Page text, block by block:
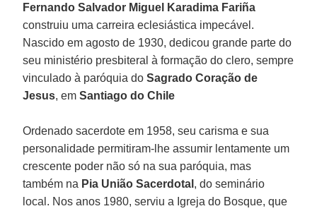
Fernando Salvador Miguel Karadima Fariña
construiu uma carreira eclesiástica impecável.
Nascido em agosto de 1930, dedicou grande parte do
seu ministério presbiteral à formação do clero, sempre
vinculado à paróquia doSagrado Coração de
Jesus, emSantiago do Chile
Ordenado sacerdote em 1958, seu carisma e sua
personalidade permitiram-lhe assumir lentamente um
crescente poder não só na sua paróquia, mas
também na Pia União Sacerdotal , do seminário
local. Nos anos 1980, serviu a Igreja do Bosque, que